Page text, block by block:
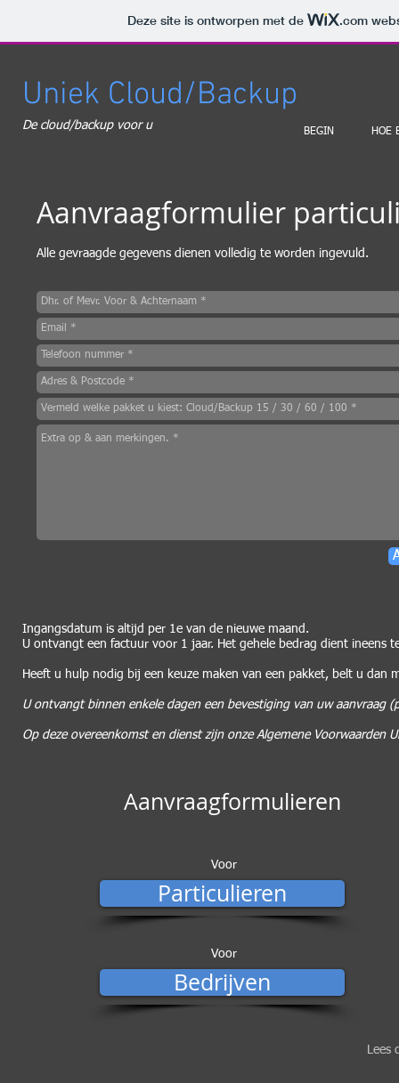
Deze site is ontworpen met de .com
Uniek Cloud/Backup
BEGIN HOE
De cloud/backup voor u
Aanvraagformulier
Alle gevraagde gegevens dienen volledig te worden ingevuld.
Ingangsdatum is altijd per 1e van de nieuwe maand.
U ontvangt een factuur voor 1 jaar. Het gehele bedrag dient ineens
Heeft u hulp nodig bij een keuze maken van een pakket, belt u dan
U ontvangt binnen enkele dagen een bevestiging van uw aanvraag
Op deze overeenkomst en dienst zijn onze Algemene Voorwaarden
Aanvraagformulieren
Voor
Particulieren
Voor
Bedrijven
Lees